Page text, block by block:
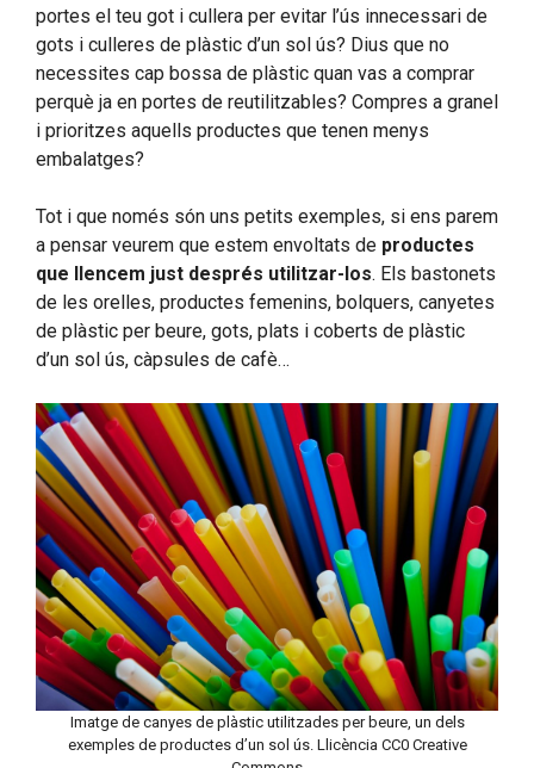
portes el teu got i cullera per evitar l’ús innecessari de
gots i culleres de plàstic d’un sol ús? Dius que no
necessites cap bossa de plàstic quan vas a comprar
perquè ja en portes de reutilitzables? Compres a granel
i prioritzes aquells productes que tenen menys
embalatges?
Tot i que només són uns petits exemples, si ens parem
a pensar veurem que estem envoltats de productes
que llencem just després utilitzar-los. Els bastonets
de les orelles, productes femenins, bolquers, canyetes
de plàstic per beure, gots, plats i coberts de plàstic
d’un sol ús, càpsules de cafè…
Imatge de canyes de plàstic utilitzades per beure, un dels
exemples de productes d’un sol ús. Llicència CC0 Creative